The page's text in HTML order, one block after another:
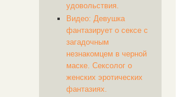
удовольствия.
Видео: Девушка
фантазирует о сексе с
загадочным
незнакомцем в черной
маске. Сексолог о
женских эротических
фантазиях.